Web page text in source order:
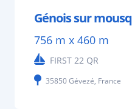
756 m x 460 m
FIRST 22 QR
35850 Gévezé, France